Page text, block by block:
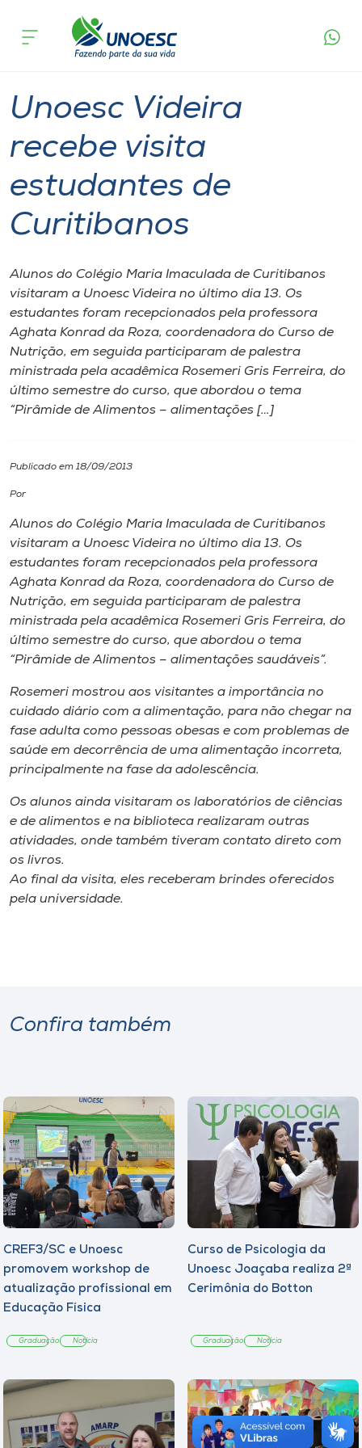
Cursos
Atendimento ao Estudante
Portal de Ensino
A
Internacionalização
I.nova
Cultura
CPA
Biblioteca
Editora
Rádio
Museu
Unoesc
Store
Selecione
acontece
Unoesc Videira
recebe visita
estudantes de
Curitibanos
Alunos do Colégio Maria Imaculada de Curitibanos
visitaram a Unoesc Videira no último dia 13. Os
estudantes foram recepcionados pela professora
Aghata Konrad da Roza, coordenadora do Curso de
Nutrição, em seguida participaram de palestra
ministrada pela acadêmica Rosemeri Gris Ferreira, do
último semestre do curso, que abordou o tema
“Pirâmide de Alimentos – alimentações […]
Publicado em 18/09/2013
Por
Alunos do Colégio Maria Imaculada de Curitibanos
visitaram a Unoesc Videira no último dia 13. Os
estudantes foram recepcionados pela professora
Aghata Konrad da Roza, coordenadora do Curso de
Nutrição, em seguida participaram de palestra
ministrada pela acadêmica Rosemeri Gris Ferreira, do
último semestre do curso, que abordou o tema
“Pirâmide de Alimentos – alimentações saudáveis”.
Rosemeri mostrou aos visitantes a importância no
cuidado diário com a alimentação, para não chegar na
fase adulta como pessoas obesas e com problemas de
saúde em decorrência de uma alimentação incorreta,
principalmente na fase da adolescência.
Os alunos ainda visitaram os laboratórios de ciências
e de alimentos e na biblioteca realizaram outras
atividades, onde também tiveram contato direto com
os livros.
Ao final da visita, eles receberam brindes oferecidos
pela universidade.
Confira também
CREF3/SC e Unoesc
promovem workshop de
atualização profissional em
Educação Física
Graduação Notícia
Curso de Psicologia da
Unoesc Joaçaba realiza 2ª
Cerimônia do Botton
Graduação Notícia